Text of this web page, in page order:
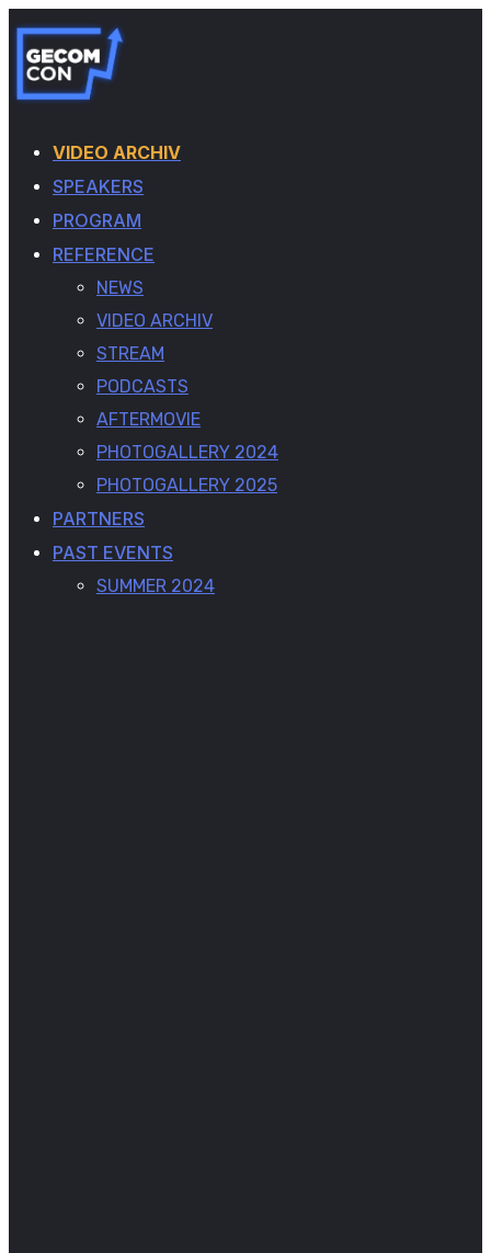
VIDEO ARCHIV
SPEAKERS
PROGRAM
REFERENCE
NEWS
VIDEO ARCHIV
STREAM
PODCASTS
AFTERMOVIE
PHOTOGALLERY 2024
PHOTOGALLERY 2025
PARTNERS
PAST EVENTS
SUMMER 2024